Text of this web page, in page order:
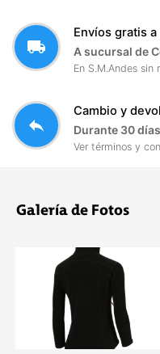
local_shipping
Envíos gratis
A sucursal de
En S.M.Andes sin
reply
Cambio y
Durante 30
Ver términos y
Galería de Fotos